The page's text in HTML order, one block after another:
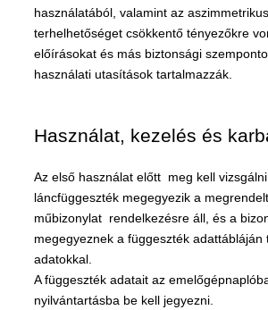
használatából, valamint az
terhelhetőséget csökkentő tényezőkre
előírásokat és más biztonsági
használati utasítások tartalmazzák.
Használat, kezelés és
Az első használat előtt meg kell
láncfüggeszték megegyezik a
műbizonylat rendelkezésre áll, és a
megegyeznek a függeszték adattábláján
adatokkal.
A függeszték adatait az
nyilvántartásba be kell jegyezni.